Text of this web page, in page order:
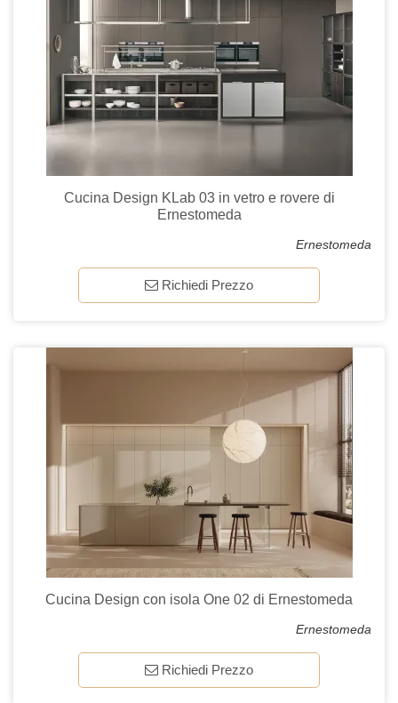
Cucina Design KLab 03 in vetro e rovere di
Ernestomeda
Ernestomeda
Richiedi Prezzo
Cucina Design con isola One 02 di Ernestomeda
Ernestomeda
Richiedi Prezzo